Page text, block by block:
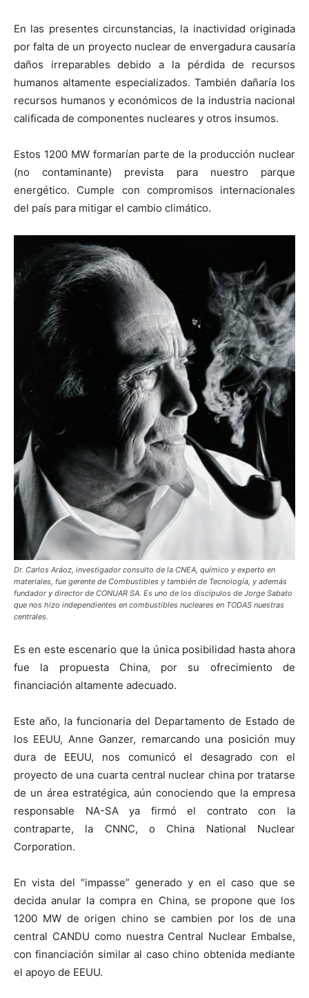
En las presentes circunstancias, la inactividad originada
por falta de un proyecto nuclear de envergadura causaría
daños irreparables debido a la pérdida de recursos
humanos altamente especializados. También dañaría los
recursos humanos y económicos de la industria nacional
calificada de componentes nucleares y otros insumos.
Estos 1200 MW formarían parte de la producción nuclear
(no contaminante) prevista para nuestro parque
energético. Cumple con compromisos internacionales
del país para mitigar el cambio climático.
Dr. Carlos Aráoz, investigador consulto de la CNEA, químico y experto en
materiales, fue gerente de Combustibles y también de Tecnología, y además
fundador y director de CONUAR SA. Es uno de los discípulos de Jorge Sabato
que nos hizo independientes en combustibles nucleares en TODAS nuestras
centrales.
Es en este escenario que la única posibilidad hasta ahora
fue la propuesta China, por su ofrecimiento de
financiación altamente adecuado.
Este año, la funcionaria del Departamento de Estado de
los EEUU, Anne Ganzer, remarcando una posición muy
dura de EEUU, nos comunicó el desagrado con el
proyecto de una cuarta central nuclear china por tratarse
de un área estratégica, aún conociendo que la empresa
responsable NA-SA ya firmó el contrato con la
contraparte, la CNNC, o China National Nuclear
Corporation.
En vista del “impasse” generado y en el caso que se
decida anular la compra en China, se propone que los
1200 MW de origen chino se cambien por los de una
central CANDU como nuestraCentral Nuclear Embalse,
con financiación similar al caso chino obtenida mediante
el apoyo de EEUU.